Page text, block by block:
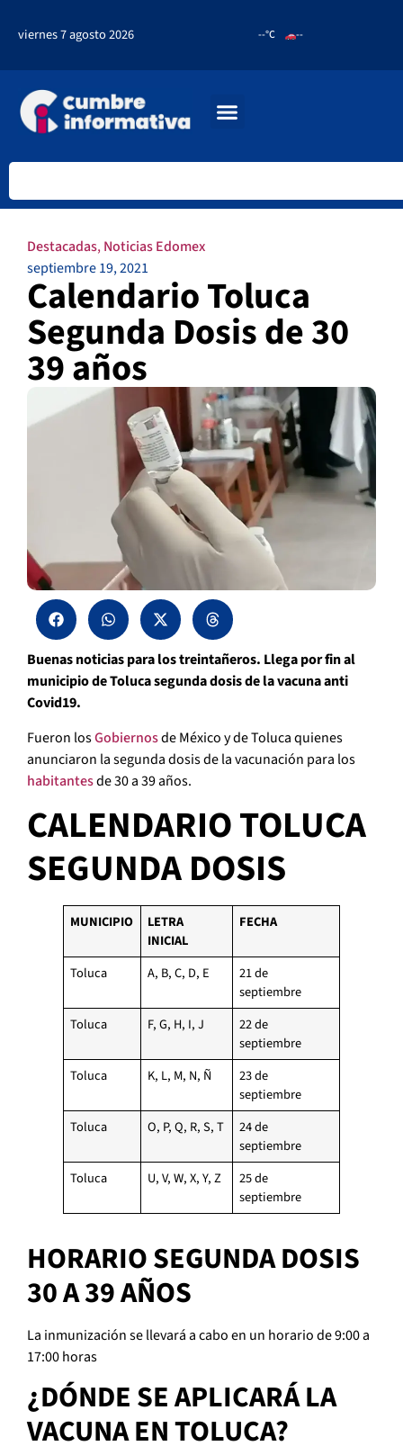
viernes 7 agosto 2026 --°C --
Destacadas,Noticias Edomex
septiembre 19, 2021
Calendario Toluca
Segunda Dosis de 30
39 años
Buenas noticias para los treintañeros. Llega por fin al
municipio de Toluca segunda dosis de la vacuna anti
Covid19.
Fueron losGobiernosde México y de Toluca quienes
anunciaron la segunda dosis de la vacunación para los
habitantesde 30 a 39 años.
CALENDARIO TOLUCA
SEGUNDA DOSIS
MUNICIPIO
LETRA
INICIAL
FECHA
Toluca A, B, C, D, E
21 de
septiembre
Toluca
F, G, H, I, J
22 de
septiembre
Toluca
K, L, M, N, Ñ
23 de
septiembre
Toluca
O, P, Q, R, S, T
24 de
septiembre
Toluca
U, V, W, X, Y, Z
25 de
septiembre
HORARIO SEGUNDA DOSIS
30 A 39 AÑOS
La inmunización se llevará a cabo en un horario de 9:00 a
17:00 horas
¿DÓNDE SE APLICARÁ LA
VACUNA EN TOLUCA?